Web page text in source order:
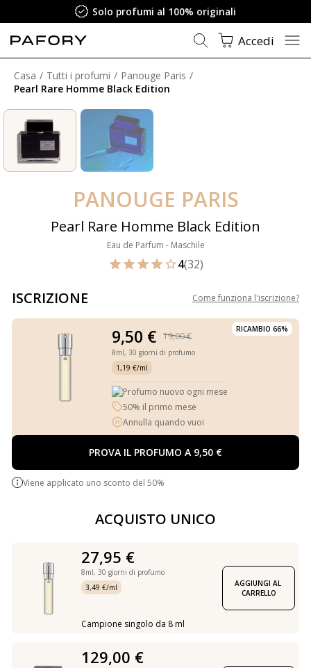
Solo profumi al 100% originali
Accedi
Casa Tutti i profumi
Panouge Paris
Pearl Rare Homme Black Edition
PANOUGE PARIS
Pearl Rare Homme Black Edition
Eau de Parfum - Maschile
4(32)
ISCRIZIONE Come funziona l'iscrizione?
RICAMBIO 66%
9,50 € 19,00 €
8ml, 30 giorni di profumo
1,19 €/ml
Profumo nuovo ogni mese
50% il primo mese
Annulla quando vuoi
PROVA IL PROFUMO A 9,50 €
Viene applicato uno sconto del 50%
ACQUISTO UNICO
27,95 €
8ml, 30 giorni di profumo
3,49 €/ml
Campione singolo da 8 ml
AGGIUNGI AL
CARRELLO
129,00 €